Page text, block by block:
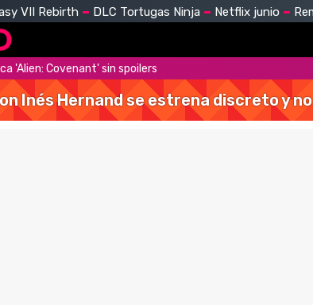
VII Rebirth DLC Tortugas Ninja Netflix junio
'Alien: Covenant' sin spoilers
Inés Hernand se estrena discreto y